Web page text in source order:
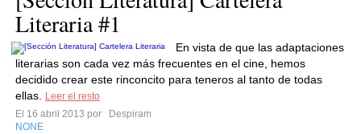
Literaria #1
En vista de que las adaptaciones
literarias son cada vez más frecuentes en el cine, hemos
decidido crear este rinconcito para teneros al tanto de todas
ellas.
Leer el resto
El 16 abril 2013 por
Despiram
NONE